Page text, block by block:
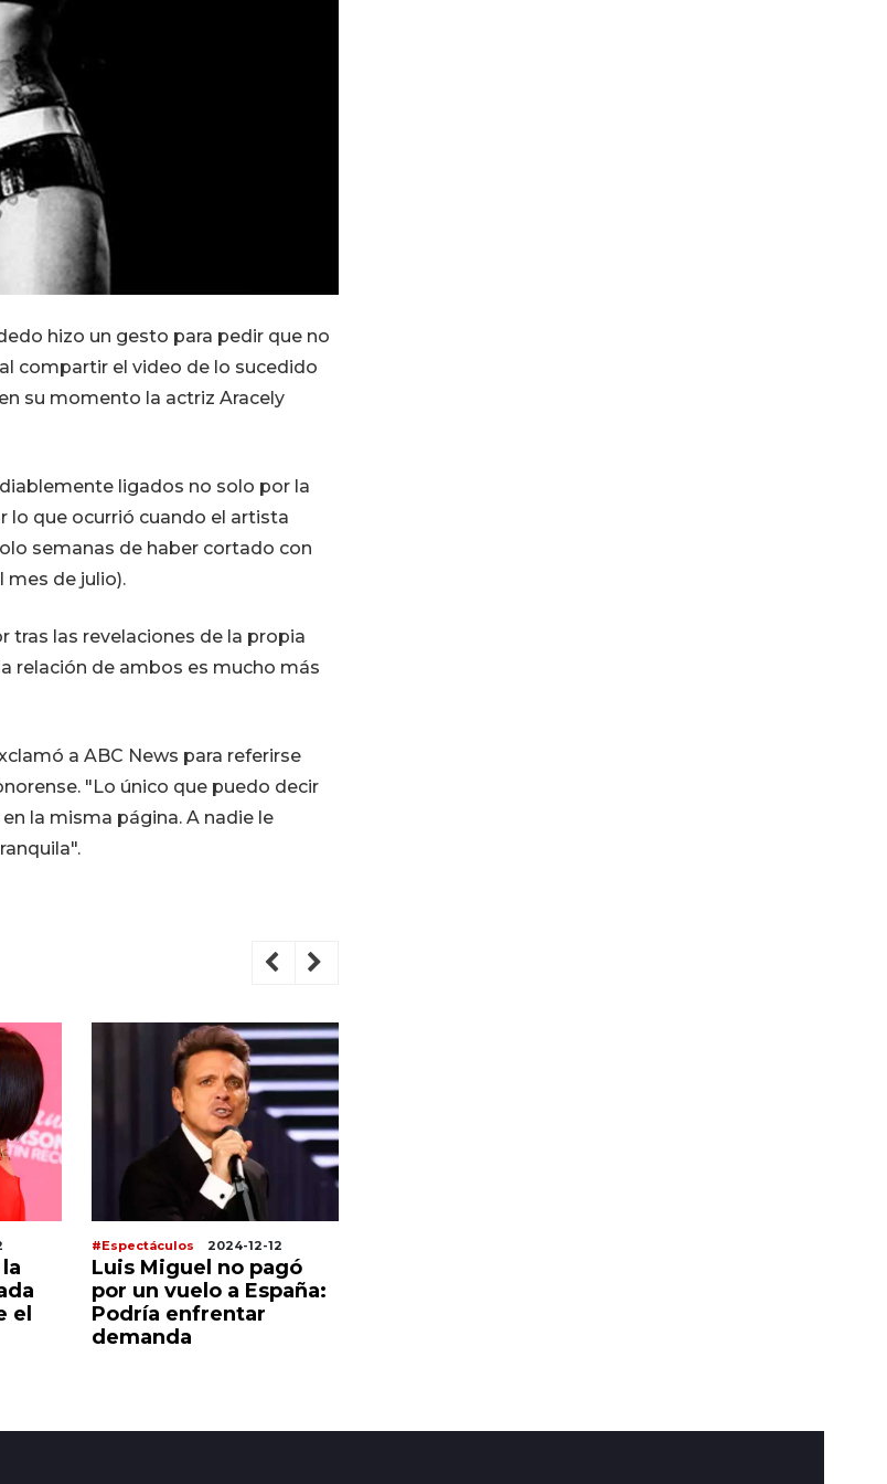
hizo un gesto para pedir que no
compartir el video de lo sucedido
su momento la actriz Aracely
ligados no solo por la
lo que ocurrió cuando el artista
semanas de haber cortado con
mes de julio).
tras las revelaciones de la propia
relación de ambos es mucho más
a ABC News para referirse
"Lo único que puedo decir
la misma página. A nadie le
el
#Espectáculos 2024-12-12
Luis Miguel no pagó
por un vuelo a España:
Podría enfrentar
demanda